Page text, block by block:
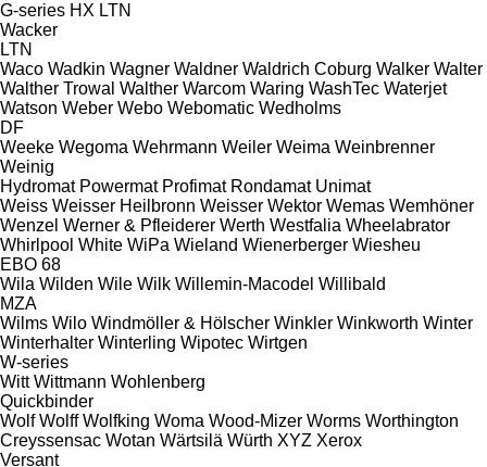
G-series HX LTN
Wacker
LTN
Waco Wadkin Wagner Waldner Waldrich Coburg Walker Walter
Walther Trowal Walther Warcom Waring WashTec Waterjet
Watson Weber Webo Webomatic Wedholms
DF
Weeke Wegoma Wehrmann Weiler Weima Weinbrenner
Weinig
Hydromat Powermat Profimat Rondamat Unimat
Weiss Weisser Heilbronn Weisser Wektor Wemas Wemhöner
Wenzel Werner & Pfleiderer Werth Westfalia Wheelabrator
Whirlpool White WiPa Wieland Wienerberger Wiesheu
EBO 68
Wila Wilden Wile Wilk Willemin-Macodel Willibald
MZA
Wilms Wilo Windmöller & Hölscher Winkler Winkworth Winter
Winterhalter Winterling Wipotec Wirtgen
W-series
Witt Wittmann Wohlenberg
Quickbinder
Wolf Wolff Wolfking Woma Wood-Mizer Worms Worthington
Creyssensac Wotan Wärtsilä Würth XYZ Xerox
Versant